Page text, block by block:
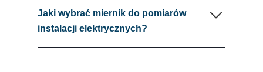
Jaki wybrać miernik do pomiarów
instalacji elektrycznych?